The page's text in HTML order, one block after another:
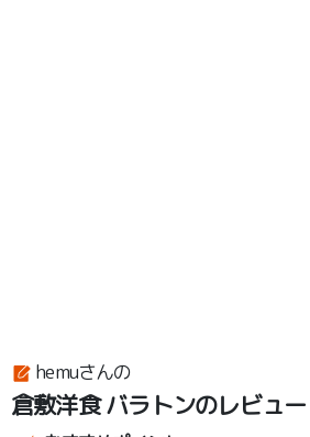
hemuさんの
倉敷洋食 バラトンのレビュー